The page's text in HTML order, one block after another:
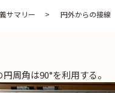
サマリー 円外からの接
周角は90°を利用する。